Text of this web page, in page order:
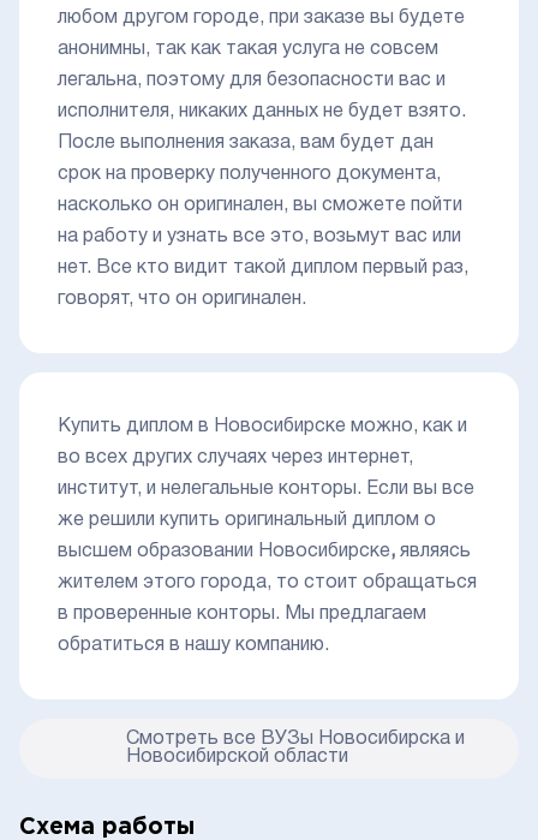
любом другом городе, при заказе вы будете
анонимны, так как такая услуга не совсем
легальна, поэтому для безопасности вас и
исполнителя, никаких данных не будет взято.
После выполнения заказа, вам будет дан
срок на проверку полученного документа,
насколько он оригинален, вы сможете пойти
на работу и узнать все это, возьмут вас или
нет. Все кто видит такой диплом первый раз,
говорят, что он оригинален.
Купить диплом в Новосибирске можно, как и
во всех других случаях через интернет,
институт, и нелегальные конторы. Если вы все
же решили купить оригинальный диплом о
высшем образовании Новосибирске, являясь
жителем этого города, то стоит обращаться
в проверенные конторы. Мы предлагаем
обратиться в нашу компанию.
Смотреть все ВУЗы Новосибирска и
Новосибирской области
Схема работы